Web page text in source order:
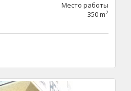
Место работы
350 m2